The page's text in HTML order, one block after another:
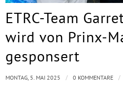
ETRC-Team
wird von Prinx-
gesponsert
MONTAG, 5. MAI 2025 / 0 KOMMENTARE /